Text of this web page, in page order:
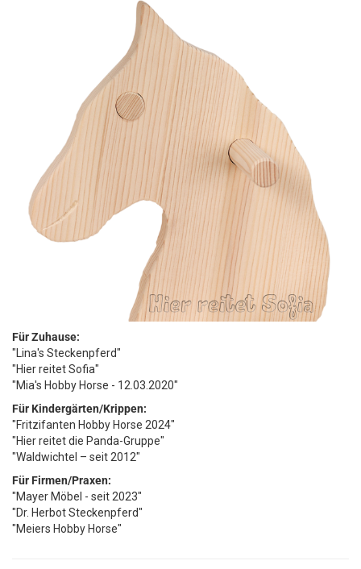
Für Zuhause:
"Lina's Steckenpferd"
"Hier reitet Sofia"
"Mia's Hobby Horse - 12.03.2020"
Für Kindergärten/Krippen:
"Fritzifanten Hobby Horse 2024"
"Hier reitet die Panda-Gruppe"
"Waldwichtel – seit 2012"
Für Firmen/Praxen:
"Mayer Möbel - seit 2023"
"Dr. Herbot Steckenpferd"
"Meiers Hobby Horse"